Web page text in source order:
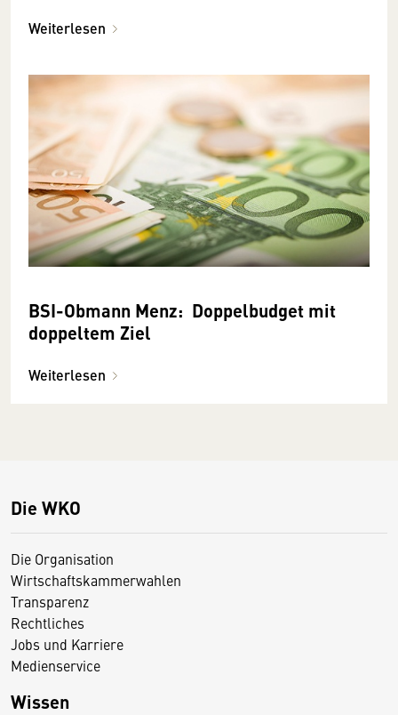
Weiterlesen
BSI-Obmann Menz: Doppelbudget mit
doppeltem Ziel
Weiterlesen
Die WKO
Die Organisation
Wirtschaftskammerwahlen
Transparenz
Rechtliches
Jobs und Karriere
Medienservice
Wissen